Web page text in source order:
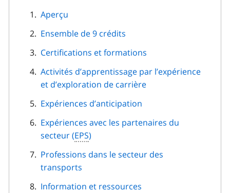
page
Aperçu
Ensemble de 9 crédits
Certifications et formations
Activités d’apprentissage par l’expérience
et d’exploration de carrière
Expériences d’anticipation
Expériences avec les partenaires du
secteur (EPS)
Professions dans le secteur des
transports
Information et ressources